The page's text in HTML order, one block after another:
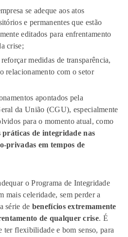
se adeque aos atos
e permanentes que estão
editados para enfrentamento
crise;
medidas de transparência,
relacionamento com o setor
apontados pela
da União (CGU), especialmente
para o momento atual, como
práticas de integridade nas
privadas em tempos de
o Programa de Integridade
mais celeridade, sem perder a
série de benefícios extremamente
de qualquer crise. É
ter flexibilidade e bom senso, para